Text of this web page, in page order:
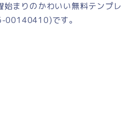
まりのかわいい無料テンプレ
00140410)です。